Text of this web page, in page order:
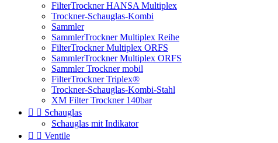
FilterTrockner HANSA Multiplex
Trockner-Schauglas-Kombi
Sammler
SammlerTrockner Multiplex Reihe
FilterTrockner Multiplex ORFS
SammlerTrockner Multiplex ORFS
Sammler Trockner mobil
FilterTrockner Triplex®
Trockner-Schauglas-Kombi-Stahl
XM Filter Trockner 140bar
  Schauglas
Schauglas mit Indikator
  Ventile